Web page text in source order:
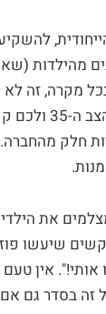
מהילדות
מקרה, זה לא
הבחירה: גם אם כל
חלק
את
שיעשו
אין טעם
זה בסדר גם